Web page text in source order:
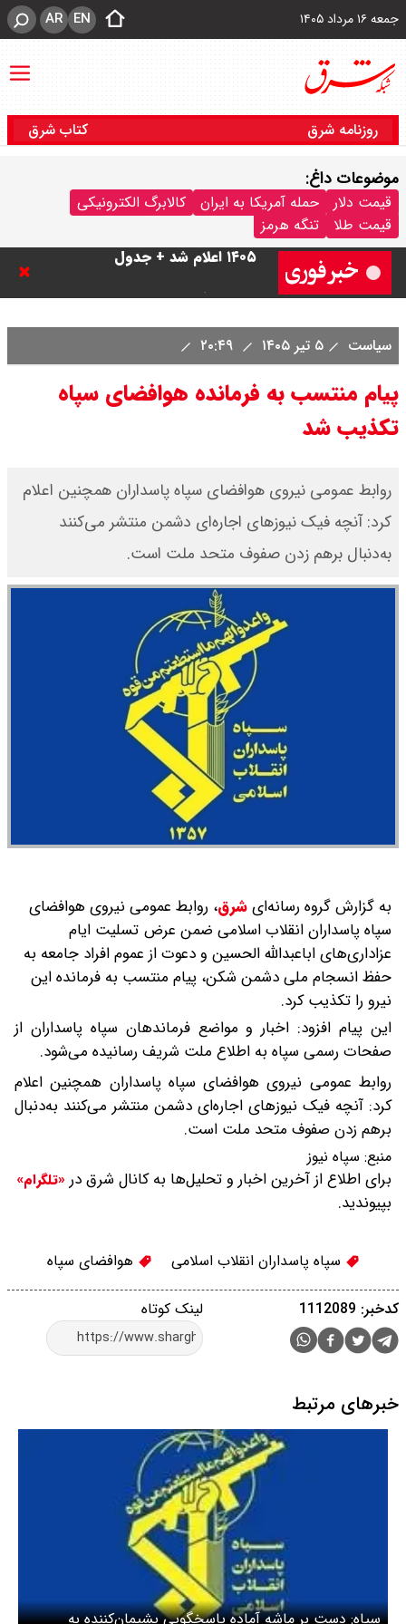
جمعه ۱۶ مرداد ۱۴۰۵ EN
AR
روزنامه شرق کتاب شرق
موضوعات داغ:
قیمت دلار حمله آمریکا به ایران
کالابرگ الکترونیکی
قیمت طلا
تنگه هرمز
۱۴۰۵ اعلام شد + جدول
قیمت سکه امامی امروز جمعه ۱۶ مرداد
۱۴۰۵ اعلام شد/ کاهش قیمت سکه
قیمت طلا ۲۴ عیار امروز جمعه ۱۶ مرداد
۱۴۰۵/ صعود طلا ادامه‌دار شد
۱۴۰۵ اعلام شد/ طلا بر مدار صعود
قیمت نفت امروز جمعه ۱۶ مرداد ۱۴۰۵
سیاست ۵ تیر ۱۴۰۵
پیام منتسب به فرمانده هوافضای سپاه
تکذیب شد
روابط عمومی نیروی هوافضای سپاه پاسداران همچنین اعلام
کرد: آنچه فیک نیوزهای اجاره‌ای دشمن منتشر می‌کنند
به‌دنبال برهم زدن صفوف متحد ملت است.
به گزارش گروه رسانه‌ایشرق، روابط عمومی نیروی هوافضای
سپاه پاسداران انقلاب اسلامی ضمن عرض تسلیت ایام
عزاداری‌های اباعبدالله الحسین و دعوت از عموم افراد جامعه به
حفظ انسجام ملی دشمن شکن، پیام منتسب به فرمانده این
نیرو را تکذیب کرد.
این پیام افزود: اخبار و مواضع فرماندهان سپاه پاسداران از
صفحات رسمی سپاه به اطلاع ملت شریف رسانیده می‌شود.
روابط عمومی نیروی هوافضای سپاه پاسداران همچنین اعلام
کرد: آنچه فیک نیوزهای اجاره‌ای دشمن منتشر می‌کنند به‌دنبال
برهم زدن صفوف متحد ملت است.
منبع: سپاه نیوز
برای اطلاع از آخرین اخبار و تحلیل‌ها به کانال شرق در «تلگرام»
بپیوندید.
سپاه پاسداران انقلاب اسلامی هوافضای سپاه
لینک کوتاه کدخبر: 1112089
خبرهای مرتبط
سپاه: دست بر ماشه آماده پاسخگویی پشیمان‌کننده به